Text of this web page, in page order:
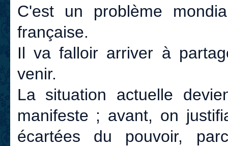
C'est un problème
française.
Il va falloir arriver à
venir.
La situation actuelle
manifeste ; avant, on
écartées du pouvoir,